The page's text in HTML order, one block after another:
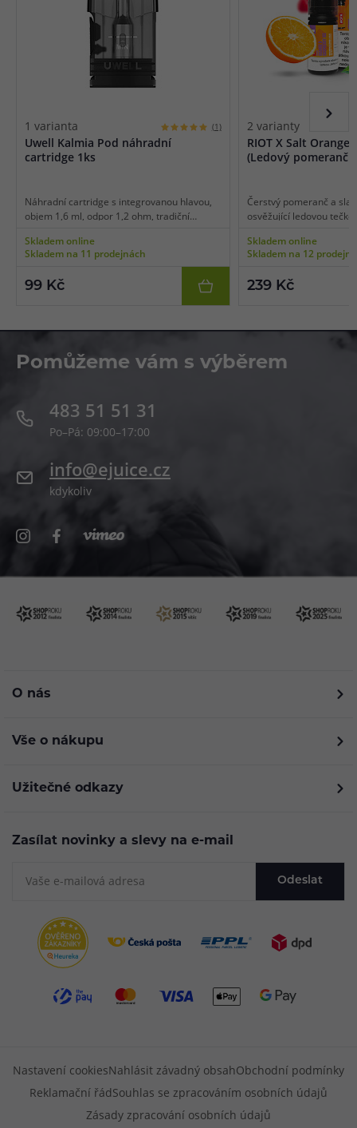
1 varianta (1)
Uwell Kalmia Pod náhradní
cartridge 1ks
Náhradní cartridge s integrovanou hlavou,
objem 1,6 ml, odpor 1,2 ohm, tradiční
vaping, 1ks v balení.
Skladem online
Skladem na 11 prodejnách
99 Kč
2 varianty
RIOT X Salt Orange
(Ledový pomeranč
Čerstvý pomeranč a
osvěžující ledovou
Skladem online
Skladem na 12
239 Kč
Pomůžeme vám s výběrem
483 51 51 31
Po–Pá: 09:00–17:00
info@ejuice.cz
kdykoliv
O nás
Vše o nákupu
Užitečné odkazy
Zasílat novinky a slevy na e-mail
Odeslat
Nastavení cookiesNahlásit závadný obsahObchodní podmínky
Reklamační řádSouhlas se zpracováním osobních údajů
Zásady zpracování osobních údajů